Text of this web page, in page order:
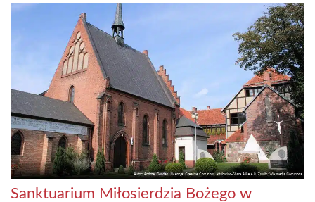
Sanktuarium Miłosierdzia Bożego w